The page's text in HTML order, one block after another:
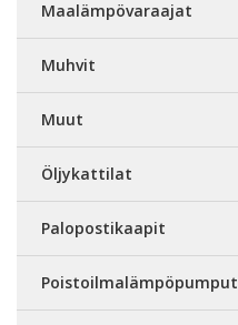
Maalämpövaraajat
Muhvit
Muut
Öljykattilat
Palopostikaapit
Poistoilmalämpöpumput